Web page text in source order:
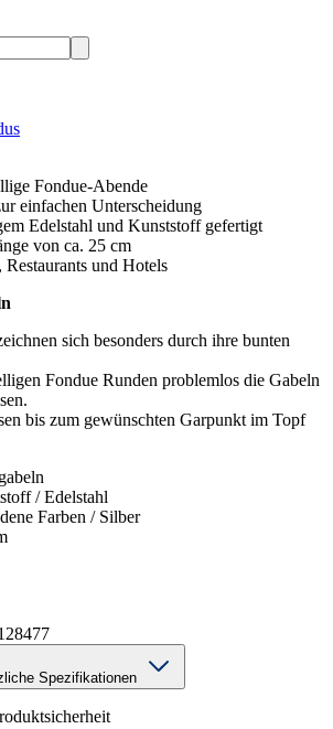
Fondue-Abende
einfachen Unterscheidung
Edelstahl und Kunststoff gefertigt
von ca. 25 cm
und Hotels
sich besonders durch ihre bunten
Fondue Runden problemlos die Gabeln
bis zum gewünschten Garpunkt im Topf
/ Edelstahl
Farben / Silber
Spezifikationen